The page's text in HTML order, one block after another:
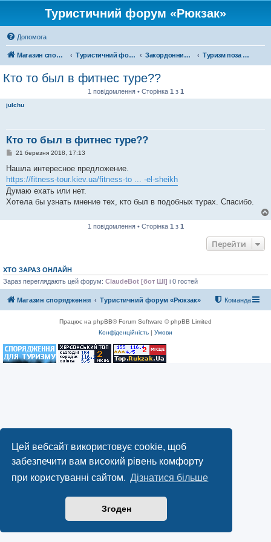
Цей вебсайт використовує cookie, щоб
забезпечити вам високий рівень комфорту
при користуванні сайтом. Дізнатися більше
Згоден
Туристичний форум «Рюкзак»
Допомога
Магазин спорядження Туристичний форум «Рюкзак» Закордонний туризм Туризм поза територією України
Кто то был в фитнес туре??
1 повідомлення • Сторінка 1 з 1
julchu
Кто то был в фитнес туре??
П
в
д
о
м
л
21 березня 2018, 17:13
Нашла интересное предложение.
https://fitness-tour.kiev.ua/fitness-to ... -el-sheikh
Думаю ехать или нет.
Хотела бы узнать мнение тех, кто был в подобных турах. Cпасибо.
1 повідомлення • Сторінка 1 з 1
Перейти
ХТО ЗАРАЗ ОНЛАЙН
Зараз переглядають цей форум: ClaudeBot [бот ШІ] і 0 гостей
Магазин спорядження Туристичний форум «Рюкзак» Команда
Працює на phpBB® Forum Software © phpBB Limited
Конфіденційність | Умови